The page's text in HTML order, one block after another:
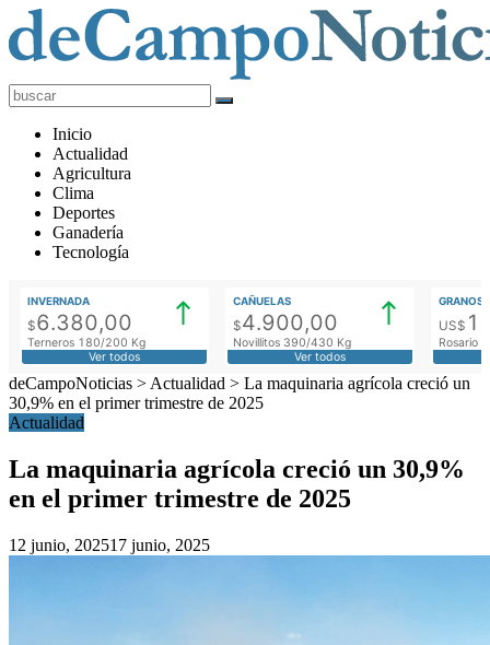
deCampoNoticias
Actualidad
Agropecuaria
Inicio
Actualidad
Agricultura
Clima
Deportes
Ganadería
Tecnología
INVERNADA
$6.380,00
Terneros 180/200 Kg
Ver todos
CAÑUELAS
$4.900,00
Novillitos 390/430 Kg
Ver todos
GRANOS
US$
Rosario
deCampoNoticias > Actualidad > La maquinaria agrícola creció un
30,9% en el primer trimestre de 2025
Actualidad
La maquinaria agrícola creció un 30,9%
en el primer trimestre de 2025
12 junio, 202517 junio, 2025